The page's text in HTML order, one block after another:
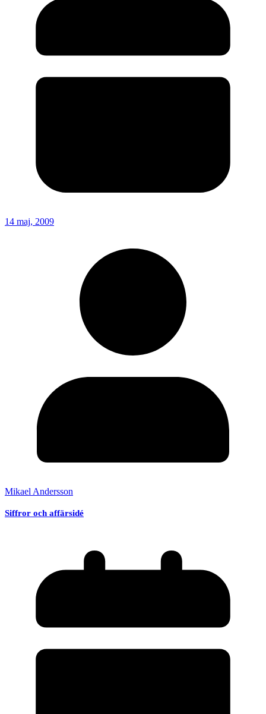
14 maj, 2009
Mikael Andersson
Siffror och affärsidé